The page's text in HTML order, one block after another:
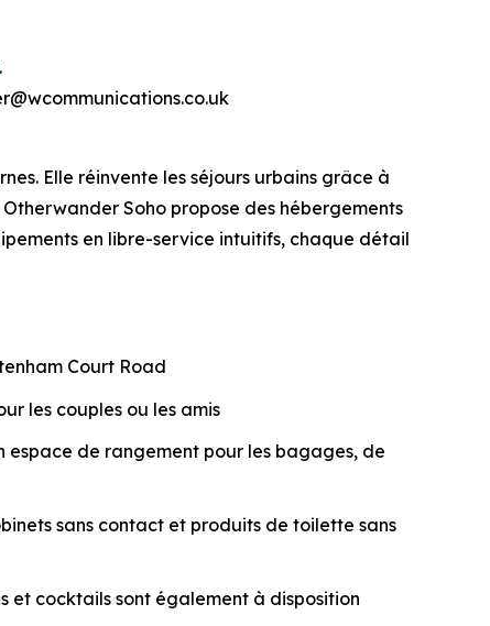
.
Elle réinvente les séjours urbains grâce à
Soho propose des hébergements
en libre-service intuitifs, chaque détail
Court Road
les couples ou les amis
espace de rangement pour les bagages, de
sans contact et produits de toilette sans
et cocktails sont également à disposition